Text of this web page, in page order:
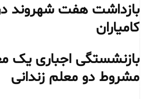
بازداشت هفت شهروند
کامیاران
بازنشستگی اجباری یک
مشروط دو معلم زندانی